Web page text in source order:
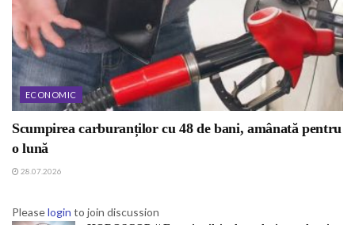
ECONOMIC
Scumpirea carburanților cu 48 de bani, amânată pentru
o lună
28.07.2026
Pleaselogin to join discussion